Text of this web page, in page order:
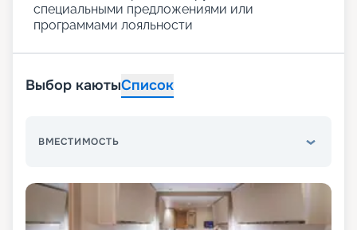
специальными предложениями или
программами лояльности
Выбор каютыСписок
ВМЕСТИМОСТЬ